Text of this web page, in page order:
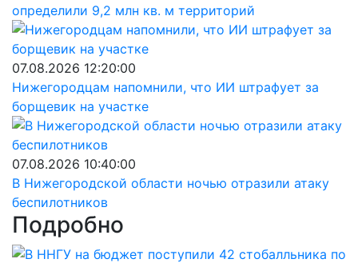
определили 9,2 млн кв. м территорий
07.08.2026 12:20:00
Нижегородцам напомнили, что ИИ штрафует за
борщевик на участке
07.08.2026 10:40:00
В Нижегородской области ночью отразили атаку
беспилотников
Подробно